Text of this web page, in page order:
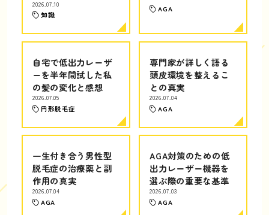
2026.07.10
知識
AGA
自宅で低出力レーザ
ーを半年間試した私
の髪の変化と感想
2026.07.05
円形脱毛症
専門家が詳しく語る
頭皮環境を整えるこ
との真実
2026.07.04
AGA
一生付き合う男性型
脱毛症の治療薬と副
作用の真実
2026.07.04
AGA
AGA対策のための低
出力レーザー機器を
選ぶ際の重要な基準
2026.07.03
AGA